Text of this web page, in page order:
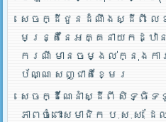
សេចក្ដីជូនដំណឹងស្ដីពី លេ
មន្រ្តីនៃអគ្គនាយកដ្ឋ
ករណី មានចម្ងល់ក្នុងក
ប័ណ្ណ សញ្ជាតិខ្មែរ
សេចក្ដីណែនាំស្ដីពី សិទ្ធិទ
ភាពចំពោះសមាជិក ប.ស.ស.